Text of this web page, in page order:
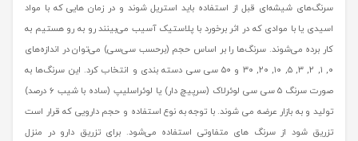
سرنگ‌های شیشه‌ای قبل از استفاده باید استریل شوند و در زمان هایی که با مواد
اسیدی یا با موادی که در اثر برخورد با پلاستیک آسیب می‌بینند رو به رو هستیم به
کار برده می‌شوند. سرنگ‌ها را بر اساس حجم (برحسب سی‌سی) می‌توان در اندازه‌های
۰, ۱, ۲, ۳, ۵, ۱۰, ۲۰, ۳۰ و ۵۰ سی سی دسته بندی و انتخاب کرد. این سرنگ‌ها به
صورت سرنگ ۵ سی ‌سی لوئرلاک (سرپیچ دار) یا لوئراسلیپ (ساده با شیب ۶ درصد)
تولید و به بازار عرضه می شوند. با توجه به نوع استفاده و حجم دارویی که قرار است
تزریق شود از سرنگ های متفاوتی استفاده می‌شود. برای تزریق دارو در منزل